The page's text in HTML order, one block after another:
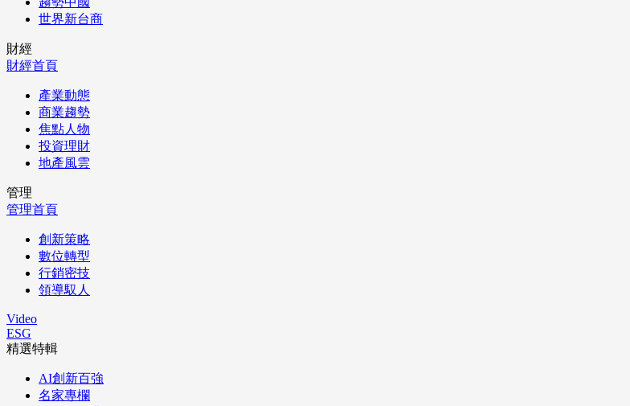
世界新台商
財經
財經首頁
產業動態
商業趨勢
焦點人物
投資理財
地產風雲
管理
管理首頁
創新策略
數位轉型
行銷密技
領導馭人
Video
ESG
精選特輯
AI創新百強
名家專欄